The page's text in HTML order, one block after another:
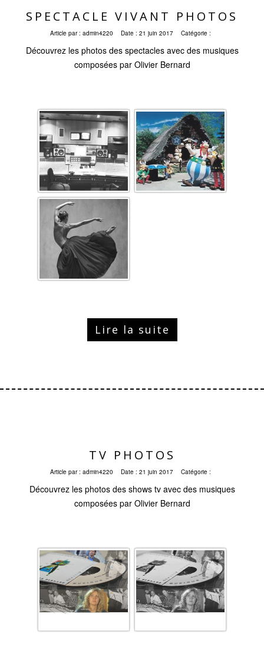
SPECTACLE VIVANT PHOTOS
Article par : admin4220 Date : 21 juin 2017 Catégorie :
Découvrez les photos des spectacles avec des musiques
composées par Olivier Bernard
Lire la suite
TV PHOTOS
Article par : admin4220 Date : 21 juin 2017 Catégorie :
Découvrez les photos des shows tv avec des musiques
composées par Olivier Bernard